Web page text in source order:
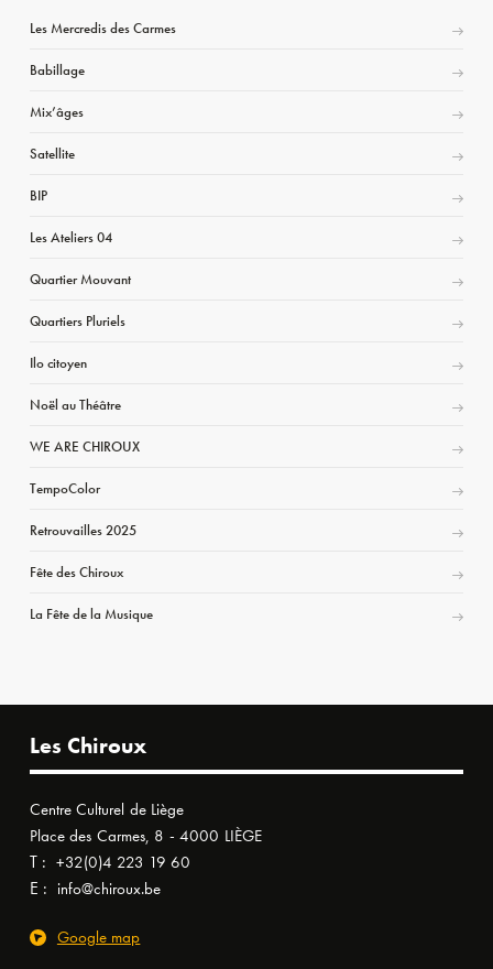
Les Mercredis des Carmes
Babillage
Mix’âges
Satellite
BIP
Les Ateliers 04
Quartier Mouvant
Quartiers Pluriels
Ilo citoyen
Noël au Théâtre
WE ARE CHIROUX
TempoColor
Retrouvailles 2025
Fête des Chiroux
La Fête de la Musique
Les Chiroux
Centre Culturel de Liège
Place des Carmes, 8 - 4000 LIÈGE
T : +32(0)4 223 19 60
E : info@chiroux.be
Google map